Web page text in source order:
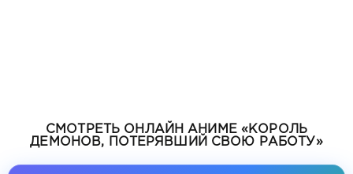
СМОТРЕТЬ ОНЛАЙН АНИМЕ «КОРОЛЬ
ДЕМОНОВ, ПОТЕРЯВШИЙ СВОЮ РАБОТУ»